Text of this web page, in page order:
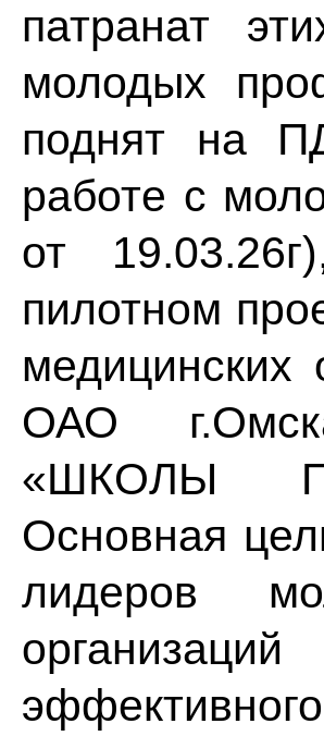
патранат
молодых
поднят на
работе с
от
пилотном
медицинских
ОАО
«ШКОЛЫ
Основная
лидеров